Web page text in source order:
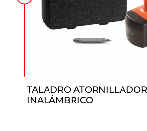
TALADRO ATORNILLADOR
INALÁMBRICO